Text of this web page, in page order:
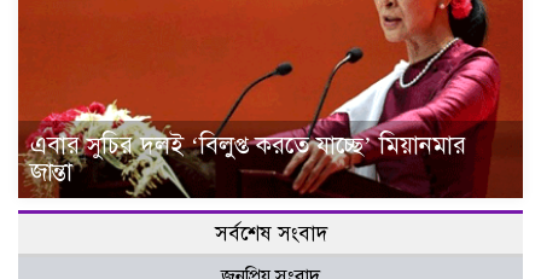
এবার সুচির দলই ‘বিলুপ্ত করতে যাচ্ছে’ মিয়ানমার
জান্তা
সর্বশেষ সংবাদ